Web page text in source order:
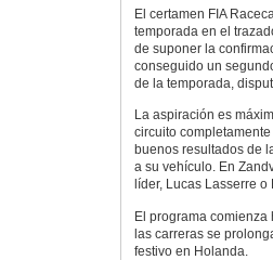
El certamen FIA
temporada en el
de suponer la
conseguido un
de la temporada,
La aspiración es
circuito
buenos resultados de
a su vehículo. En
líder, Lucas Lasserre
El programa
las carreras se
festivo en Holanda.